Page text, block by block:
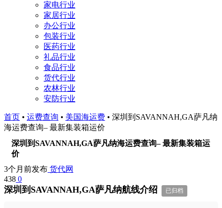
家电行业
家居行业
办公行业
包装行业
医药行业
礼品行业
食品行业
货代行业
农林行业
安防行业
首页 • 运费查询 • 美国海运费 • 深圳到SAVANNAH,GA萨凡纳
海运费查询– 最新集装箱运价
深圳到SAVANNAH,GA萨凡纳海运费查询– 最新集装箱运
价
3个月前发布 货代网
438 0
深圳到SAVANNAH,GA萨凡纳航线介绍 已归档